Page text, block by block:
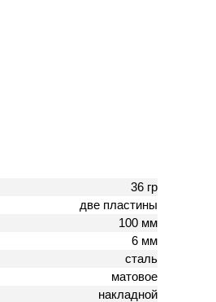
36 гр
две пластины
100 мм
6 мм
сталь
матовое
накладной